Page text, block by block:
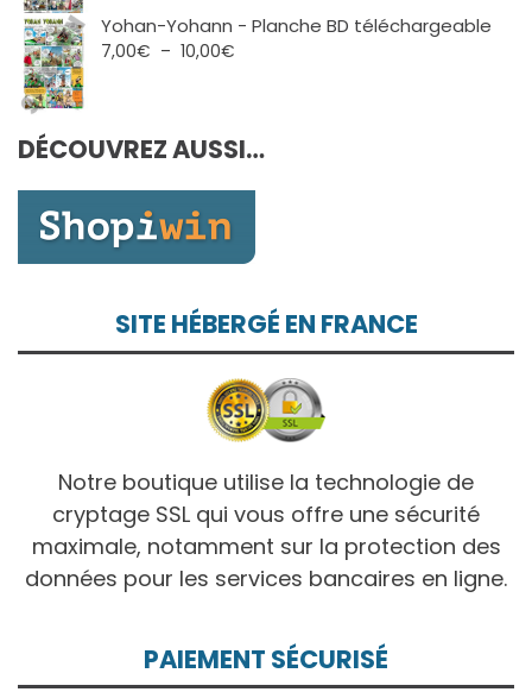
10,00€
prix :
Yohan-Yohann - Planche BD téléchargeable
7,00€ – 10,00€
à
DÉCOUVREZ AUSSI…
SITE HÉBERGÉ EN FRANCE
Notre boutique utilise la technologie de
cryptage SSL qui vous offre une sécurité
maximale, notamment sur la protection des
données pour les services bancaires en ligne.
PAIEMENT SÉCURISÉ